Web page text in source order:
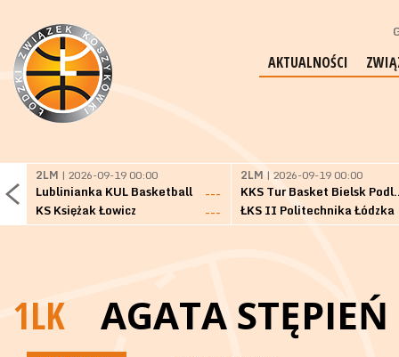
AKTUALNOŚCI
2LM | 2026-09-19 00:00
Lublinianka KUL Basketball
---
KS Księżak Łowicz
---
2LM | 2026-09-19 00:00
KKS Tur
ŁKS II Politechnika Łódzka
1LK AGATA STĘPIEŃ